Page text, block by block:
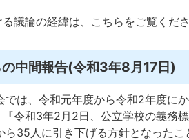
議論の経緯は、こちらをご覧くださ
中間報告(令和3年8月17日)
は、令和元年度から令和2年度に
令和3年2月2日、公立学校の義務
35人に引き下げる方針となった